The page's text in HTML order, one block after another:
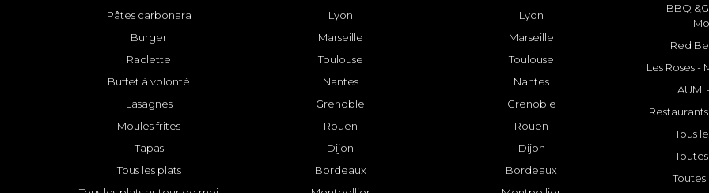
Pâtes carbonara
Burger
Raclette
Buffet à volonté
Lasagnes
Moules frites
Tapas
Tous les plats
Lyon
Marseille
Toulouse
Nantes
Grenoble
Rouen
Dijon
Bordeaux
Lyon
Marseille
Toulouse
Nantes
Grenoble
Rouen
Dijon
Bordeaux
BBQ
Red
Les Roses -
AUMI
Tous